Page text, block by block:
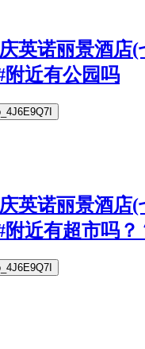
英诺丽景酒店(
附近有公园吗
英诺丽景酒店(
附近有超市吗？